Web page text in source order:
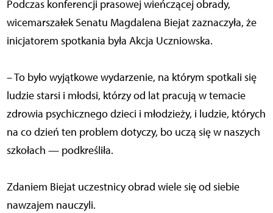
Podczas konferencji prasowej wieńczącej obrady,
wicemarszałek Senatu Magdalena Biejat zaznaczyła, że
inicjatorem spotkania była Akcja Uczniowska.
– To było wyjątkowe wydarzenie, na którym spotkali się
ludzie starsi i młodsi, którzy od lat pracują w temacie
zdrowia psychicznego dzieci i młodzieży, i ludzie, których
na co dzień ten problem dotyczy, bo uczą się w naszych
szkołach — podkreśliła.
Zdaniem Biejat uczestnicy obrad wiele się od siebie
nawzajem nauczyli.